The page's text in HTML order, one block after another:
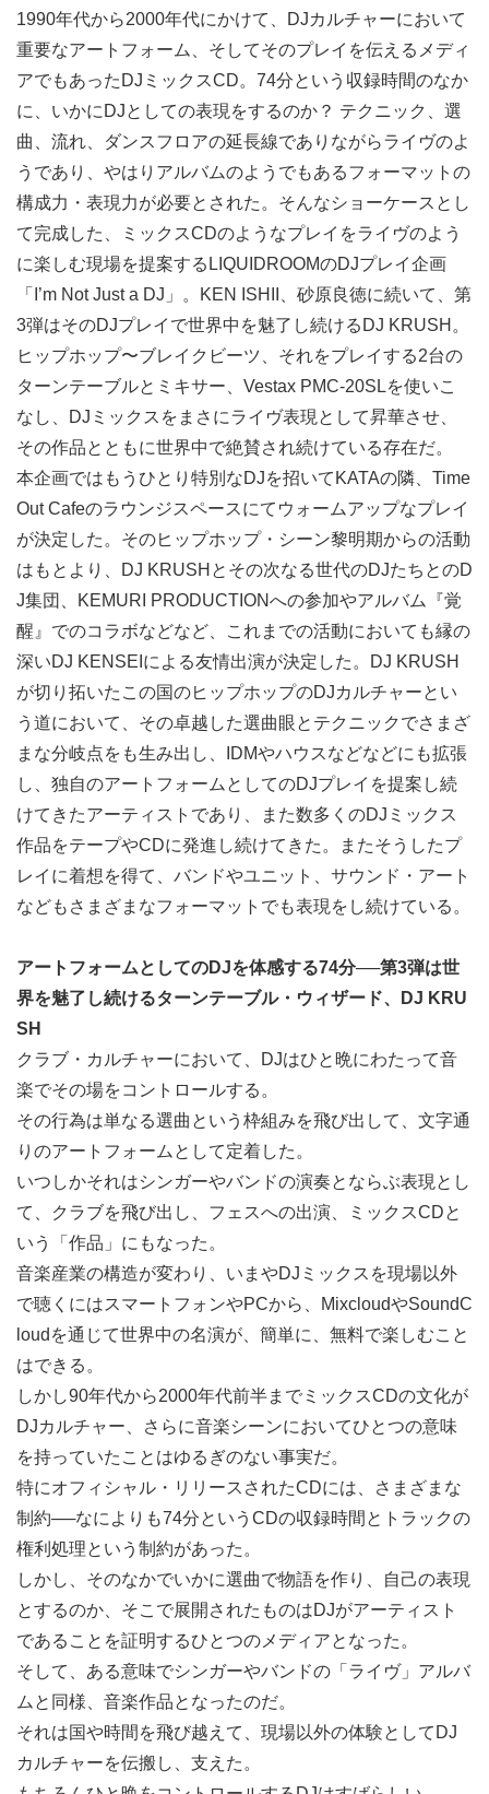
1990年代から2000年代にかけて、DJカルチャーにおいて
重要なアートフォーム、そしてそのプレイを伝えるメディ
アでもあったDJミックスCD。74分という収録時間のなか
に、いかにDJとしての表現をするのか？ テクニック、選
曲、流れ、ダンスフロアの延長線でありながらライヴのよ
うであり、やはりアルバムのようでもあるフォーマットの
構成力・表現力が必要とされた。そんなショーケースとし
て完成した、ミックスCDのようなプレイをライヴのよう
に楽しむ現場を提案するLIQUIDROOMのDJプレイ企画
「I’m Not Just a DJ」。KEN ISHII、砂原良徳に続いて、第
3弾はそのDJプレイで世界中を魅了し続けるDJ KRUSH。
ヒップホップ〜ブレイクビーツ、それをプレイする2台の
ターンテーブルとミキサー、Vestax PMC-20SLを使いこ
なし、DJミックスをまさにライヴ表現として昇華させ、
その作品とともに世界中で絶賛され続けている存在だ。
本企画ではもうひとり特別なDJを招いてKATAの隣、Time
Out Cafeのラウンジスペースにてウォームアップなプレイ
が決定した。そのヒップホップ・シーン黎明期からの活動
はもとより、DJ KRUSHとその次なる世代のDJたちとのD
J集団、KEMURI PRODUCTIONへの参加やアルバム『覚
醒』でのコラボなどなど、これまでの活動においても縁の
深いDJ KENSEIによる友情出演が決定した。DJ KRUSH
が切り拓いたこの国のヒップホップのDJカルチャーとい
う道において、その卓越した選曲眼とテクニックでさまざ
まな分岐点をも生み出し、IDMやハウスなどなどにも拡張
し、独自のアートフォームとしてのDJプレイを提案し続
けてきたアーティストであり、また数多くのDJミックス
作品をテープやCDに発進し続けてきた。またそうしたプ
レイに着想を得て、バンドやユニット、サウンド・アート
などもさまざまなフォーマットでも表現をし続けている。
アートフォームとしてのDJを体感する74分──第3弾は世
界を魅了し続けるターンテーブル・ウィザード、DJ KRU
SH
クラブ・カルチャーにおいて、DJはひと晩にわたって音
楽でその場をコントロールする。
その行為は単なる選曲という枠組みを飛び出して、文字通
りのアートフォームとして定着した。
いつしかそれはシンガーやバンドの演奏とならぶ表現とし
て、クラブを飛び出し、フェスへの出演、ミックスCDと
いう「作品」にもなった。
音楽産業の構造が変わり、いまやDJミックスを現場以外
で聴くにはスマートフォンやPCから、MixcloudやSoundC
loudを通じて世界中の名演が、簡単に、無料で楽しむこと
はできる。
しかし90年代から2000年代前半までミックスCDの文化が
DJカルチャー、さらに音楽シーンにおいてひとつの意味
を持っていたことはゆるぎのない事実だ。
特にオフィシャル・リリースされたCDには、さまざまな
制約──なによりも74分というCDの収録時間とトラックの
権利処理という制約があった。
しかし、そのなかでいかに選曲で物語を作り、自己の表現
とするのか、そこで展開されたものはDJがアーティスト
であることを証明するひとつのメディアとなった。
そして、ある意味でシンガーやバンドの「ライヴ」アルバ
ムと同様、音楽作品となったのだ。
それは国や時間を飛び越えて、現場以外の体験としてDJ
カルチャーを伝搬し、支えた。